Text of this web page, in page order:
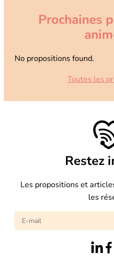
Prochaines
No propositions found.
Toutes les
Restez
Les propositions et
les